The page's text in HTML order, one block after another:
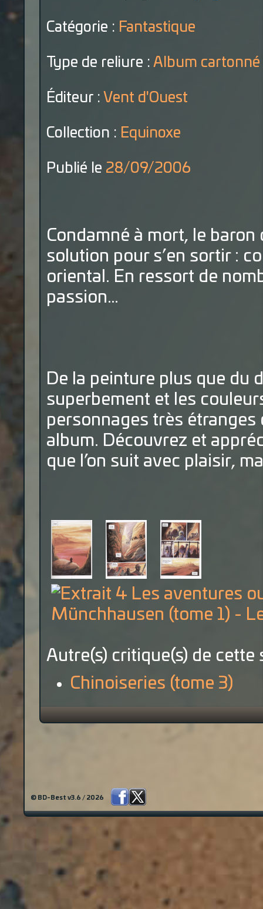
Catégorie : Fantastique
Type de reliure : Album cartonné
Éditeur : Vent d'Ouest
Collection : Equinoxe
Publié le 28/09/2006
Condamné à mort, le baron
solution pour s’en sortir :
oriental. En ressort de
passion…
De la peinture plus que du
superbement et les
personnages très
album. Découvrez et
que l’on suit avec plaisir,
Autre(s) critique(s) de cette
Chinoiseries (tome 3)
© BD-Best v3.6 / 2026